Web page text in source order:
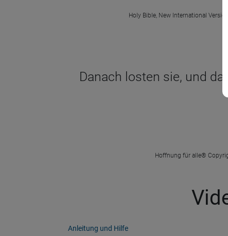
Holy Bible, New International
Danach losten sie, und
Hoffnung für alle®
Anleitung und Hilfe